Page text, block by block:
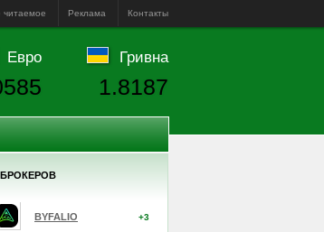
читаемое Реклама Контакты
BYFALIO +3
Евро Гривна
1.8187